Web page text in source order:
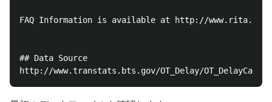
FAQ Information is available at http://
## Data Source